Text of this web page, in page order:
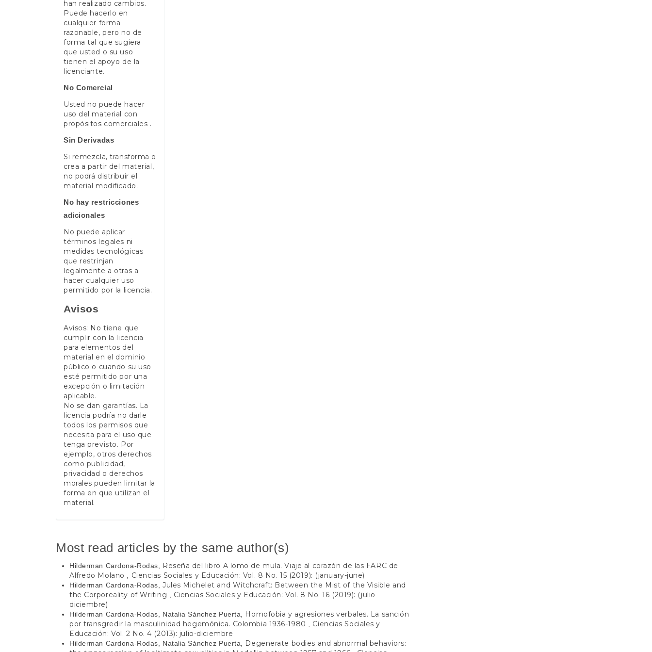
han realizado cambios.
Puede hacerlo en
cualquier forma
razonable, pero no de
forma tal que sugiera
que usted o su uso
tienen el apoyo de la
licenciante.
No Comercial
Usted no puede hacer
uso del material con
propósitos comerciales .
Sin Derivadas
Si remezcla, transforma o
crea a partir del material,
no podrá distribuir el
material modificado.
No hay restricciones
adicionales
No puede aplicar
términos legales ni
medidas tecnológicas
que restrinjan
legalmente a otras a
hacer cualquier uso
permitido por la licencia.
Avisos
Avisos: No tiene que
cumplir con la licencia
para elementos del
material en el dominio
público o cuando su uso
esté permitido por una
excepción o limitación
aplicable.
No se dan garantías. La
licencia podría no darle
todos los permisos que
necesita para el uso que
tenga previsto. Por
ejemplo, otros derechos
como publicidad,
privacidad o derechos
morales pueden limitar la
forma en que utilizan el
material.
Most read articles by the same author(s)
Hilderman Cardona-Rodas,
Reseña del libro A lomo de mula. Viaje al corazón de las FARC de
Alfredo Molano
Ciencias Sociales y Educación: Vol. 8 No. 15 (2019): (january-june)
Hilderman Cardona-Rodas, Jules Michelet and Witchcraft: Between the Mist of the Visible and
the Corporeality of Writing
Ciencias Sociales y Educación: Vol. 8 No. 16 (2019): (julio-
diciembre)
Hilderman Cardona-Rodas, Natalia Sánchez Puerta, Homofobia y agresiones verbales. La sanción
por transgredir la masculinidad hegemónica. Colombia 1936-1980
Ciencias Sociales y
Educación: Vol. 2 No. 4 (2013): julio-diciembre
Hilderman Cardona-Rodas, Natalia Sánchez Puerta, Degenerate bodies and abnormal behaviors: